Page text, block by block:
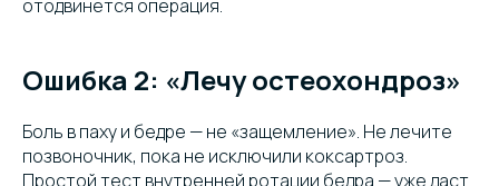
отодвинется операция.
Ошибка 2: «Лечу остеохондроз»
Боль в паху и бедре — не «защемление». Не лечите
позвоночник, пока не исключили коксартроз.
Простой тест внутренней ротации бедра — уже даст